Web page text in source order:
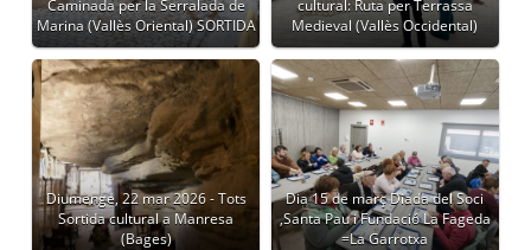
Caminada per la Serralada de
Marina (Vallès Oriental) SORTIDA
cultural: Ruta per Terrassa
Medieval (Vallès Occidental)
Diumenge, 22 mar 2026 - Tots
Sortida cultural a Manresa
(Bages)
Dia 15 de març Diada del Soci
,Santa Pau i Fundació La Fageda
=La Garrotxa